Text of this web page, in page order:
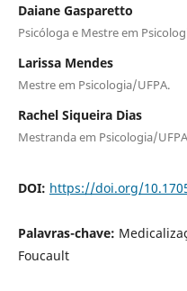
Daiane Gasparetto
Psicóloga e Mestre em
Larissa Mendes
Mestre em Psicologia/UFPA.
Rachel Siqueira Dias
Mestranda em Psicologia/
DOI: https://doi.org/
Palavras-chave:
Foucault